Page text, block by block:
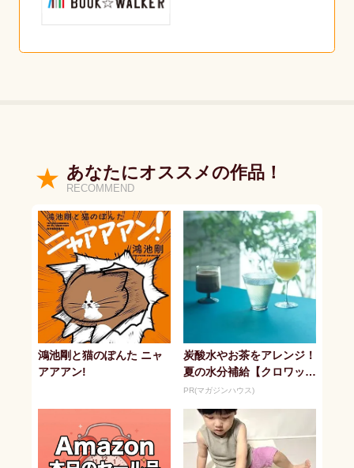
あなたにオススメの作品！
RECOMMEND
鴻池剛と猫のぽんた ニャ
アアアン!
炭酸水やお茶をアレンジ！
夏の水分補給【クロワッサ
ン】
PR(マガジンハウス)